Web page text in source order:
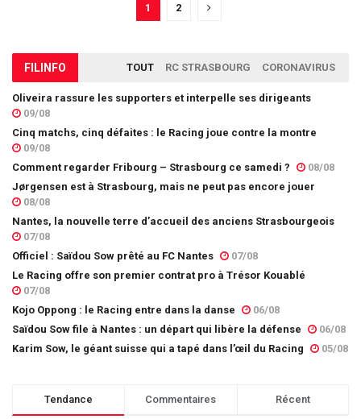
1 2
FIL INFO TOUT RC STRASBOURG CORONAVIRUS
Oliveira rassure les supporters et interpelle ses dirigeants
09/08
Cinq matchs, cinq défaites : le Racing joue contre la montre
09/08
Comment regarder Fribourg – Strasbourg ce samedi ?
08/08
Jørgensen est à Strasbourg, mais ne peut pas encore jouer
08/08
Nantes, la nouvelle terre d’accueil des anciens Strasbourgeois
07/08
Officiel : Saïdou Sow prêté au FC Nantes
07/08
Le Racing offre son premier contrat pro à Trésor Kouablé
07/08
Kojo Oppong : le Racing entre dans la danse
06/08
Saïdou Sow file à Nantes : un départ qui libère la défense
06/08
Karim Sow, le géant suisse qui a tapé dans l’œil du Racing
05/08
Tendance Commentaires Récent